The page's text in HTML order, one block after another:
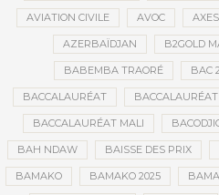
AVIATION CIVILE AVOC
AZERBAÏDJAN B2GOLD
BABEMBA TRAORÉ BAC
BACCALAURÉAT BACCALAURÉAT
BACCALAURÉAT MALI
BAH NDAW BAISSE DES PRIX
BAMAKO BAMAKO 2025